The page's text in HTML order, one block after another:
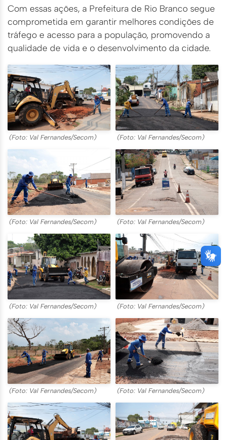
Com essas ações, a Prefeitura de Rio Branco segue
comprometida em garantir melhores condições de
tráfego e acesso para a população, promovendo a
qualidade de vida e o desenvolvimento da cidade.
(Foto: Val Fernandes/Secom) (Foto: Val Fernandes/Secom)
(Foto: Val Fernandes/Secom) (Foto: Val Fernandes/Secom)
(Foto: Val Fernandes/Secom) (Foto: Val Fernandes/Secom)
(Foto: Val Fernandes/Secom) (Foto: Val Fernandes/Secom)